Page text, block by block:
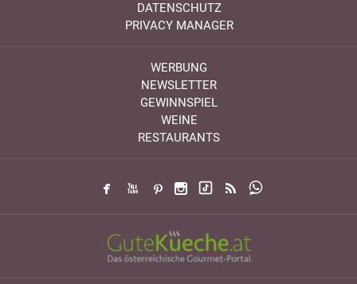
DATENSCHUTZ
PRIVACY MANAGER
WERBUNG
NEWSLETTER
GEWINNSPIEL
WEINE
RESTAURANTS